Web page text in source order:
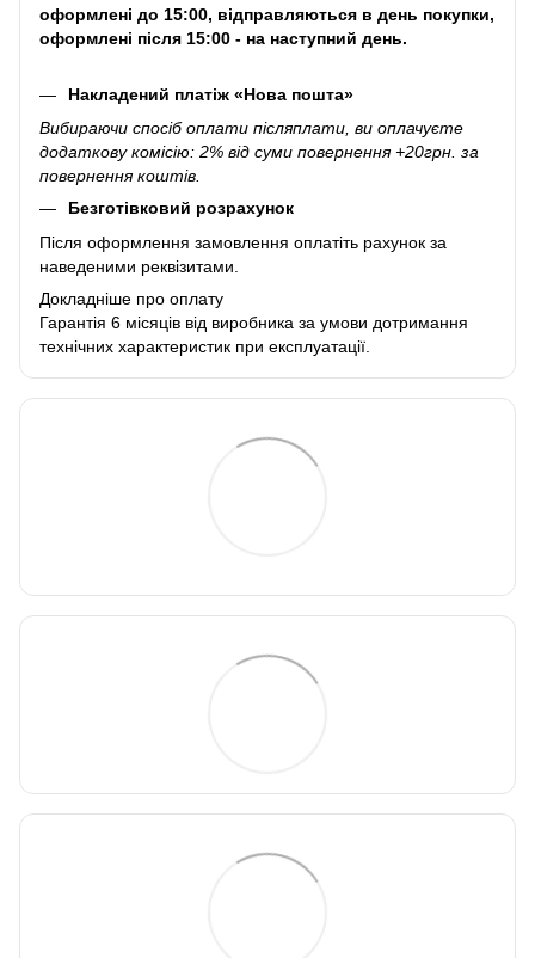
оформлені до 15:00, відправляються в день покупки,
оформлені після 15:00 - на наступний день.
Накладений платіж «Нова пошта»
Вибираючи спосіб оплати післяплати, ви оплачуєте
додаткову комісію: 2% від суми повернення +20грн. за
повернення коштів.
Безготівковий розрахунок
Після оформлення замовлення оплатіть рахунок за
наведеними реквізитами.
Докладніше про оплату
Гарантія 6 місяців від виробника за умови дотримання
технічних характеристик при експлуатації.